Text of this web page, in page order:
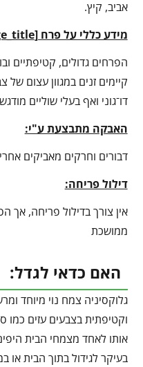
אביב, קיץ.
מידע כללי על פרח [
הפרחים גדולים, קטיפתיים
קיימים זנים במגוון עצום של
דו־גוני ואף בעלי שוליים
האבקה מתבצעת ע"י:
דבורים וחרקים מאביקים
דילול פריחה:
אין צורך בדילול פריחה, אך
ממושכת
האם כדאי לגדל:
גלוקסיניה צמח נוי מיוחד
וקטיפתית בצבעים עזים כמו
אותו לאחד מצמחי הבית
בעיקר לגידול בתוך הבית או